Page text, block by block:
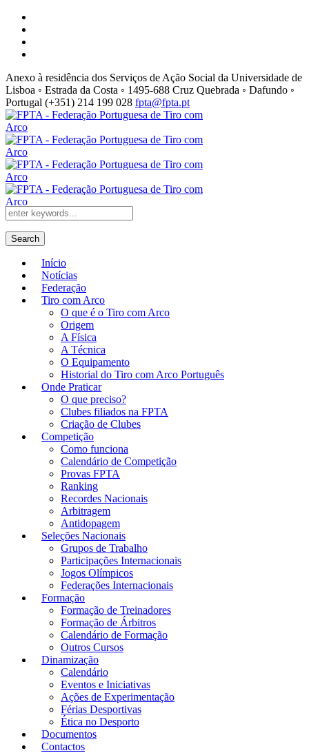
Anexo à residência dos Serviços de Ação Social da Universidade de
Lisboa ◦ Estrada da Costa ◦ 1495-688 Cruz Quebrada ◦ Dafundo ◦
Portugal (+351) 214 199 028 fpta@fpta.pt
Search
Início
Notícias
Federação
Tiro com Arco
O que é o Tiro com Arco
Origem
A Física
A Técnica
O Equipamento
Historial do Tiro com Arco Português
Onde Praticar
O que preciso?
Clubes filiados na FPTA
Criação de Clubes
Competição
Como funciona
Calendário de Competição
Provas FPTA
Ranking
Recordes Nacionais
Arbitragem
Antidopagem
Seleções Nacionais
Grupos de Trabalho
Participações Internacionais
Jogos Olímpicos
Federações Internacionais
Formação
Formação de Treinadores
Formação de Árbitros
Calendário de Formação
Outros Cursos
Dinamização
Calendário
Eventos e Iniciativas
Ações de Experimentação
Férias Desportivas
Ética no Desporto
Documentos
Contactos